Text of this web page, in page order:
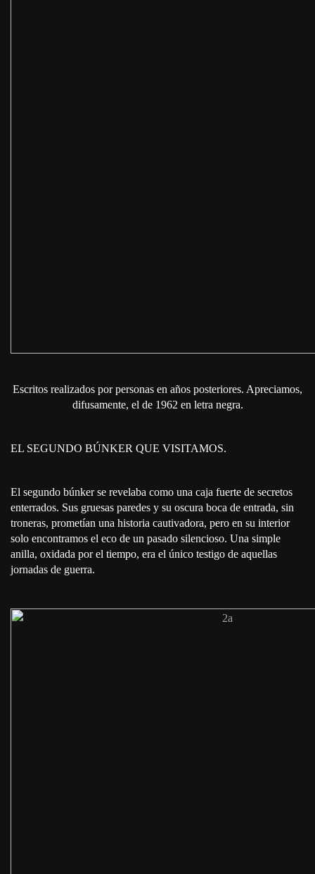
Escritos realizados por personas en años posteriores. Apreciamos,
difusamente, el de 1962 en letra negra.
EL SEGUNDO BÚNKER QUE VISITAMOS.
El segundo búnker se revelaba como una caja fuerte de secretos
enterrados. Sus gruesas paredes y su oscura boca de entrada, sin
troneras, prometían una historia cautivadora, pero en su interior
solo encontramos el eco de un pasado silencioso. Una simple
anilla, oxidada por el tiempo, era el único testigo de aquellas
jornadas de guerra.